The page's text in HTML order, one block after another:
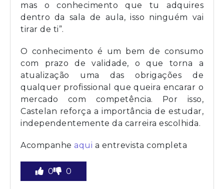
mas o conhecimento que tu adquires
dentro da sala de aula, isso ninguém vai
tirar de ti”.
O conhecimento é um bem de consumo
com prazo de validade, o que torna a
atualização uma das obrigações de
qualquer profissional que queira encarar o
mercado com competência. Por isso,
Castelan reforça a importância de estudar,
independentemente da carreira escolhida.
Acompanhe aqui a entrevista completa
0 0